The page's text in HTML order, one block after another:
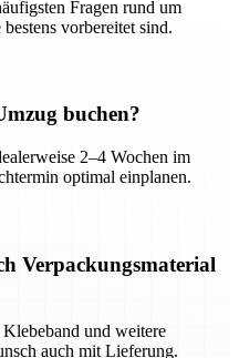
Fragen rund um
vorbereitet sind.
buchen?
2–4 Wochen im
optimal einplanen.
Verpackungsmaterial
und weitere
auch mit Lieferung.